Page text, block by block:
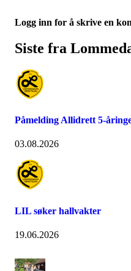
Logg inn for å skrive en
Siste fra
Påmelding Allidrett 5-
03.08.2026
LIL søker hallvakter
19.06.2026